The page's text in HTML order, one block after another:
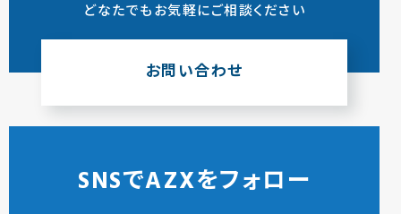
どなたでもお気軽にご相談ください
お問い合わせ
SNSでAZXをフォロー